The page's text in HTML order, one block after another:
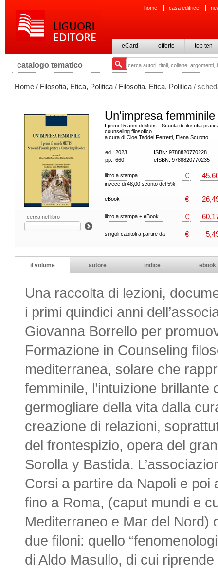
home casa editrice
eCard offerte top ten
catalogo tematico
Home / Filosofia, Etica, Politica / Filosofia, Etica, Politica /
cerca nel libro
Un'impresa femminile
I primi 15 anni di Metis - Scuola di filosofia
counseling filosofico
a cura di Cloe Taddei Ferretti, Elena Scuotto
ed.: 2023
ISBN: 9788820770228
pp.: 660
eISBN: 9788820770235
libro a stampa €
invece di 48,00 sconto del 5%.
eBook €
libro a stampa + eBook €
singoli capitoli a partire da €
il volume autore indice ebook
Una raccolta di lezioni,
i primi quindici anni
Giovanna Borrello per
Formazione in Counseling
mediterranea, solare che
femminile, l’intuizione brillante
germogliare della vita dalla
creazione di relazioni,
del frontespizio, opera del
Sorolla y Bastida.
Corsi a partire da Napoli e
fino a Roma, (caput mundi e
Mediterraneo e Mar del Nord)
due filoni: quello
di Aldo Masullo, di cui riprende